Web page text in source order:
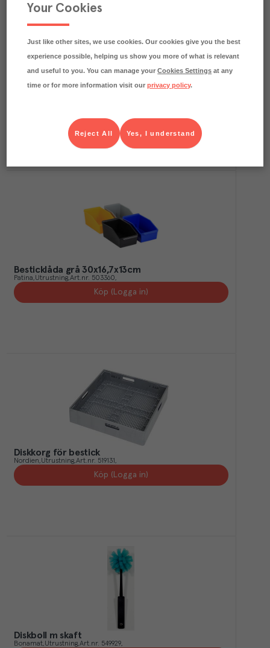
Diskkorg för flata tallrikar gul_
Besticklåda grå 30x16,7x13cm
Patina Utrustning Art.nr. 503360
Köp (Logga in)
Diskkorg för bestick
Nordien Utrustning Art.nr. 519131
Köp (Logga in)
Diskboll m skaft
Bonamat Utrustning Art.nr. 549929
Your Cookies
Just like other sites, we use cookies. Our cookies give you the best
experience possible, helping us show you more of what is relevant
and useful to you. You can manage yourCookies Settings at any
time or for more information visit ourprivacy policy.
Yes, I understand
Reject All